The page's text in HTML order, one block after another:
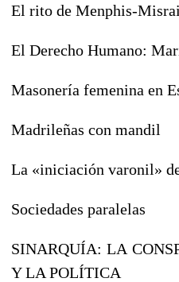
El rito de Menphis-
El Derecho Humano:
Masonería femenina en
Madrileñas con mandil
La «iniciación varonil»
Sociedades paralelas
SINARQUÍA: LA
Y LA POLÍTICA